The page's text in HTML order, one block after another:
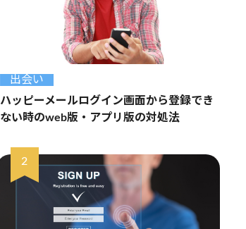
出会い
ハッピーメールログイン画面から登録でき
ない時のweb版・アプリ版の対処法